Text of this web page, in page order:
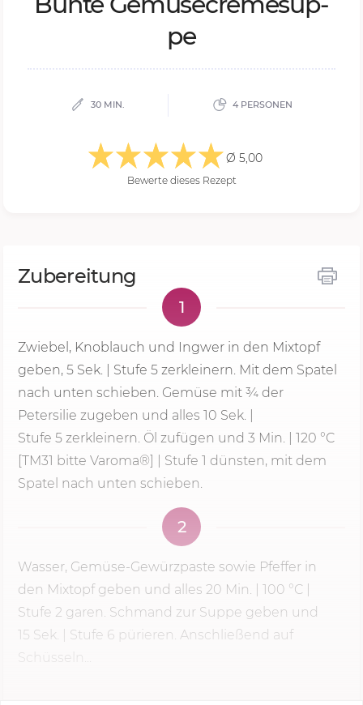
pe
30 MIN. 4 PERSONEN
Ø 5,00
Bewerte dieses Rezept
Zubereitung
1
Zwiebel, Knoblauch und Ingwer in den Mixtopf
geben, 5 Sek. Stufe 5 zerkleinern. Mit dem Spatel
nach unten schieben. Gemüse mit ¾ der
Petersilie zugeben und alles 10 Sek. |
Stufe 5 zerkleinern. Öl zufügen und 3 Min.
120 °C
[TM31 bitte Varoma®] | Stufe 1 dünsten, mit dem
Spatel nach unten schieben.
2
Wasser, Gemüse-Gewürzpaste sowie Pfeffer in
den Mixtopf geben und alles 20 Min. 100 °C
Stufe 2 garen. Schmand zur Suppe geben und
15 Sek.
| Stufe 6 pürieren. Anschließend auf
Schüsseln...